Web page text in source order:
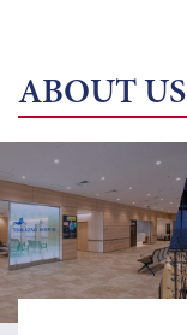
ABOUT US